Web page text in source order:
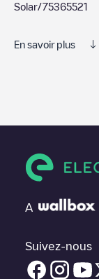
Solar/75365521
En savoir plus
électrique la
vous avez
le plus proche de
véhicules
dans un parking,
A
Suivez-nous